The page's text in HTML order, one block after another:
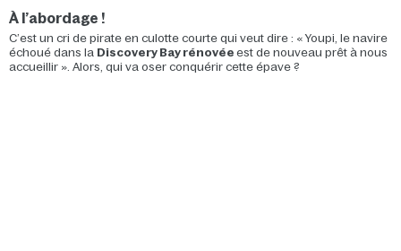
À l’abordage !
C’est un cri de pirate en culotte courte qui veut dire : « Youpi, le navire
échoué dans la Discovery Bay rénovée est de nouveau prêt à nous
accueillir ». Alors, qui va oser conquérir cette épave ?